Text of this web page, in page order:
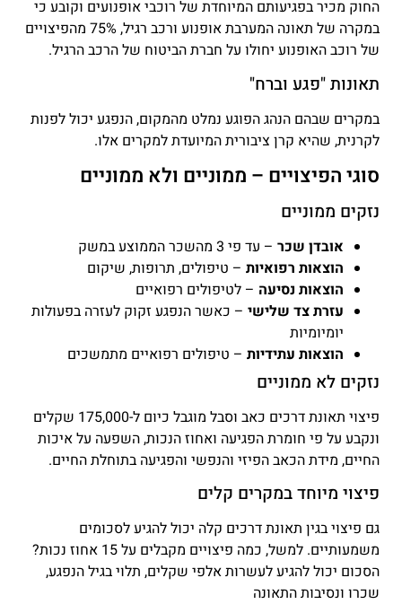
החוק מכיר בפגיעותם המיוחדת של רוכבי אופנועים וקובע כי
במקרה של תאונה המערבת אופנוע ורכב רגיל, 75% מהפיצויים
של רוכב האופנוע יחולו על חברת הביטוח של הרכב הרגיל.
תאונות "פגע וברח"
במקרים שבהם הנהג הפוגע נמלט מהמקום, הנפגע יכול לפנות
לקרנית, שהיא קרן ציבורית המיועדת למקרים אלו.
סוגי הפיצויים – ממוניים ולא ממוניים
נזקים ממוניים
אובדן שכר – עד פי 3 מהשכר הממוצע במשק
הוצאות רפואיות – טיפולים, תרופות, שיקום
הוצאות נסיעה – לטיפולים רפואיים
עזרת צד שלישי – כאשר הנפגע זקוק לעזרה בפעולות
יומיומיות
הוצאות עתידיות – טיפולים רפואיים מתמשכים
נזקים לא ממוניים
פיצוי תאונת דרכים כאב וסבל מוגבל כיום ל-175,000 שקלים
ונקבע על פי חומרת הפגיעה ואחוז הנכות, השפעה על איכות
החיים, מידת הכאב הפיזי והנפשי והפגיעה בתוחלת החיים.
פיצוי מיוחד במקרים קלים
גם פיצוי בגין תאונת דרכים קלה יכול להגיע לסכומים
משמעותיים. למשל, כמה פיצויים מקבלים על 15 אחוז נכות?
הסכום יכול להגיע לעשרות אלפי שקלים, תלוי בגיל הנפגע,
שכרו ונסיבות התאונה